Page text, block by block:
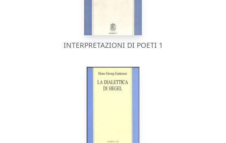
INTERPRETAZIONI DI POETI 1